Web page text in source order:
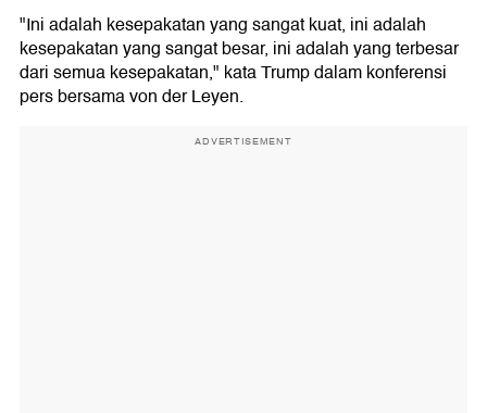
"Ini adalah kesepakatan yang sangat kuat, ini adalah
kesepakatan yang sangat besar, ini adalah yang terbesar
dari semua kesepakatan," kata Trump dalam konferensi
pers bersama von der Leyen.
ADVERTISEMENT